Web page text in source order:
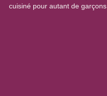
cuisiné pour autant de garçons